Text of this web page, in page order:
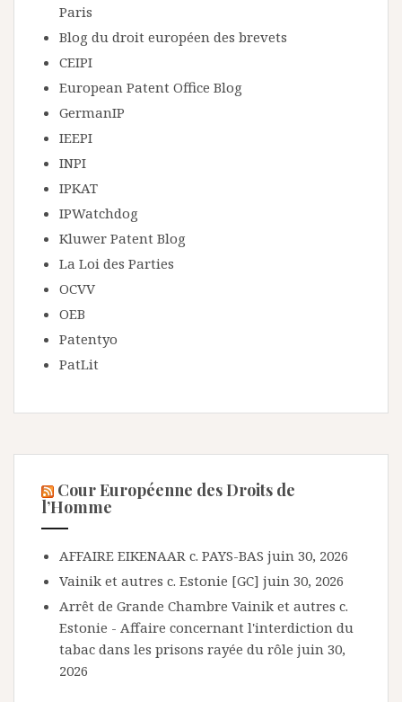
Paris
Blog du droit européen des brevets
CEIPI
European Patent Office Blog
GermanIP
IEEPI
INPI
IPKAT
IPWatchdog
Kluwer Patent Blog
La Loi des Parties
OCVV
OEB
Patentyo
PatLit
Cour Européenne des Droits de
l’Homme
AFFAIRE EIKENAAR c. PAYS-BAS juin 30, 2026
Vainik et autres c. Estonie [GC] juin 30, 2026
Arrêt de Grande Chambre Vainik et autres c.
Estonie - Affaire concernant l'interdiction du
tabac dans les prisons rayée du rôle juin 30,
2026